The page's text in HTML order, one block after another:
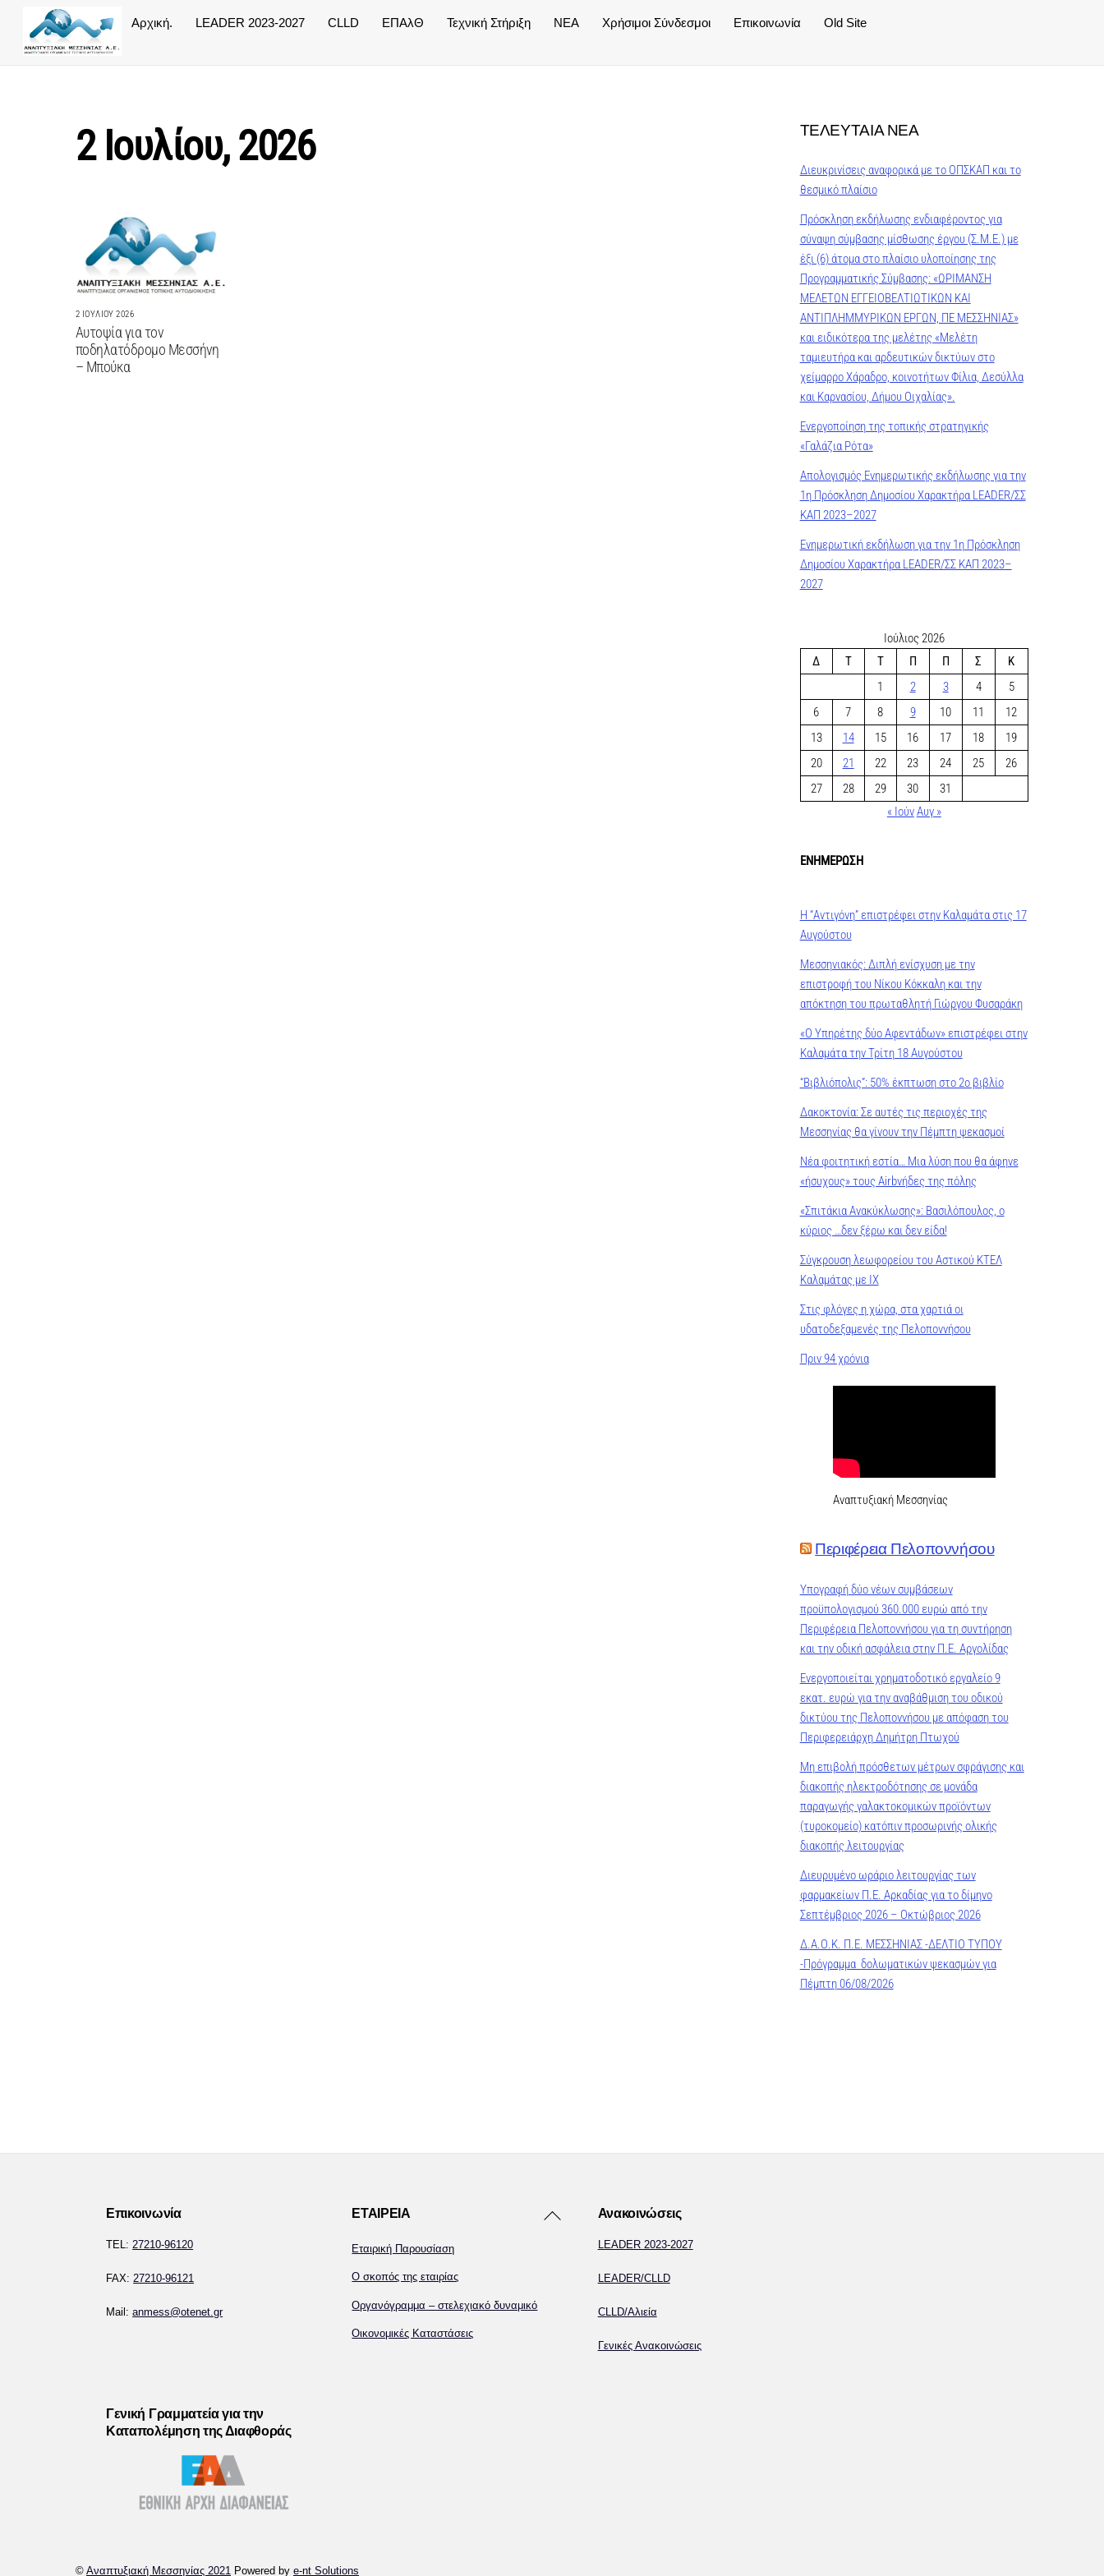
content
Αρχική. LEADER 2023-2027 CLLD ΕΠΑλΘ Τεχνική Στήριξη NEA Χρήσιμοι Σύνδεσμοι Επικοινωνία Old Site
2 Ιουλίου, 2026
2 ΙΟΥΛΊΟΥ 2026
Αυτοψία για τον
ποδηλατόδρομο Μεσσήνη
– Μπούκα
ΤΕΛΕΥΤΑΙΑ ΝΕΑ
Διευκρινίσεις αναφορικά με το ΟΠΣΚΑΠ και το
θεσμικό πλαίσιο
Πρόσκληση εκδήλωσης ενδιαφέροντος για
σύναψη σύμβασης μίσθωσης έργου (Σ.Μ.Ε.) με
έξι (6) άτομα στο πλαίσιο υλοποίησης της
Προγραμματικής Σύμβασης: «ΩΡΙΜΑΝΣΗ
ΜΕΛΕΤΩΝ ΕΓΓΕΙΟΒΕΛΤΙΩΤΙΚΩΝ ΚΑΙ
ΑΝΤΙΠΛΗΜΜΥΡΙΚΩΝ ΕΡΓΩΝ, ΠΕ ΜΕΣΣΗΝΙΑΣ»
και ειδικότερα της μελέτης «Μελέτη
ταμιευτήρα και αρδευτικών δικτύων στο
χείμαρρο Χάραδρο, κοινοτήτων Φίλια, Δεσύλλα
και Καρνασίου, Δήμου Οιχαλίας».
Ενεργοποίηση της τοπικής στρατηγικής
«Γαλάζια Ρότα»
Απολογισμός Ενημερωτικής εκδήλωσης για την
1η Πρόσκληση Δημοσίου Χαρακτήρα LEADER/ΣΣ
ΚΑΠ 2023–2027
Ενημερωτική εκδήλωση για την 1η Πρόσκληση
Δημοσίου Χαρακτήρα LEADER/ΣΣ ΚΑΠ 2023–
2027
Ιούλιος 2026
Δ
Τ Τ Π Π Σ
Κ
1
2 3 4
5
6
7 8 9 10 11
12
13
14 15 16 17 18
19
20
21 22 23 24 25
26
27
28 29 30
31
« ΙούνΑυγ »
ΕΝΗΜΕΡΩΣΗ
Η “Αντιγόνη” επιστρέφει στην Καλαμάτα στις 17
Αυγούστου
Μεσσηνιακός: Διπλή ενίσχυση με την
επιστροφή του Νίκου Κόκκαλη και την
απόκτηση του πρωταθλητή Γιώργου Φυσαράκη
«Ο Υπηρέτης δύο Αφεντάδων» επιστρέφει στην
Καλαμάτα την Τρίτη 18 Αυγούστου
“Βιβλιόπολις”: 50% έκπτωση στο 2ο βιβλίο
Δακοκτονία: Σε αυτές τις περιοχές της
Μεσσηνίας θα γίνουν την Πέμπτη ψεκασμοί
Νέα φοιτητική εστία… Μια λύση που θα άφηνε
«ήσυχους» τους Airbνήδες της πόλης
«Σπιτάκια Ανακύκλωσης»: Βασιλόπουλος, ο
κύριος …δεν ξέρω και δεν είδα!
Σύγκρουση λεωφορείου του Αστικού ΚΤΕΛ
Καλαμάτας με ΙΧ
Στις φλόγες η χώρα, στα χαρτιά οι
υδατοδεξαμενές της Πελοποννήσου
Πριν 94 χρόνια
Αναπτυξιακή Μεσσηνίας
Περιφέρεια Πελοποννήσου
Υπογραφή δύο νέων συμβάσεων
προϋπολογισμού 360.000 ευρώ από την
Περιφέρεια Πελοποννήσου για τη συντήρηση
και την οδική ασφάλεια στην Π.Ε. Αργολίδας
Ενεργοποιείται χρηματοδοτικό εργαλείο 9
εκατ. ευρώ για την αναβάθμιση του οδικού
δικτύου της Πελοποννήσου με απόφαση του
Περιφερειάρχη Δημήτρη Πτωχού
Μη επιβολή πρόσθετων μέτρων σφράγισης και
διακοπής ηλεκτροδότησης σε μονάδα
παραγωγής γαλακτοκομικών προϊόντων
(τυροκομείο) κατόπιν προσωρινής ολικής
διακοπής λειτουργίας
Διευρυμένο ωράριο λειτουργίας των
φαρμακείων Π.Ε. Αρκαδίας για το δίμηνο
Σεπτέμβριος 2026 – Οκτώβριος 2026
Δ.Α.Ο.Κ. Π.Ε. ΜΕΣΣΗΝΙΑΣ -ΔΕΛΤΙΟ ΤΥΠΟΥ
-Πρόγραμμα δολωματικών ψεκασμών για
Πέμπτη 06/08/2026
Back
Επικοινωνία
TEL: 27210-96120
FAX: 27210-96121
Mail:anmess@otenet.gr
ΕΤΑΙΡΕΙΑ
Εταιρική Παρουσίαση
Ο σκοπός της εταιρίας
Οργανόγραμμα – στελεχιακό δυναμικό
Οικονομικές Καταστάσεις
Ανακοινώσεις
LEADER 2023-2027
LEADER/CLLD
CLLD/Αλιεία
Γενικές Ανακοινώσεις
Γενική Γραμματεία για την
Καταπολέμηση της Διαφθοράς
© Αναπτυξιακή Μεσσηνίας 2021 Powered by e-nt Solutions